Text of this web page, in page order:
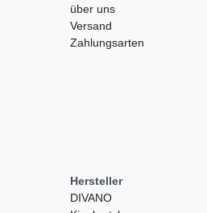
über uns
Versand
Zahlungsarten
Hersteller
DIVANO